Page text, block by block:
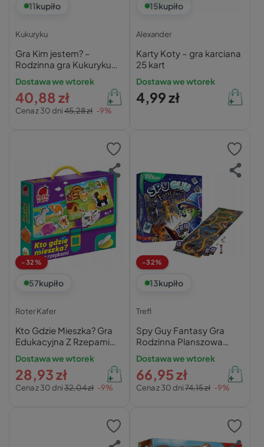
11kupiło
Kukuryku
Gra Kim jestem? –
Rodzinna gra Kukuryku
dla dzieci od 4 lat
Dostawa we wtorek
Cena z 30 dni45,28 zł -9%
40,88 zł
15kupiło
Alexander
Karty Koty – gra karciana
25 kart
Dostawa we wtorek
4,99 zł
-32%
57kupiło
Roter Kafer
Kto Gdzie Mieszka? Gra
Edukacyjna Z Rzepami
Dla Dzieci 3+ Roter Kafer
Dostawa we wtorek
Cena z 30 dni32,04 zł -9%
28,93 zł
-32%
13kupiło
Trefl
Spy Guy Fantasy Gra
Rodzinna Planszowa
Kooperacyjna
Obserwacyjna 5+ Trefl
Dostawa we wtorek
Cena z 30 dni74,15 zł -9%
66,95 zł